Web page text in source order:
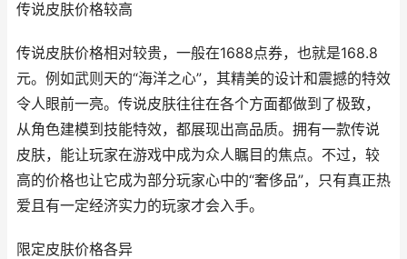
传说皮肤价格较高
传说皮肤价格相对较贵，一般在1688点券，也就是168.8
元。例如武则天的“海洋之心”，其精美的设计和震撼的特效
令人眼前一亮。传说皮肤往往在各个方面都做到了极致，
从角色建模到技能特效，都展现出高品质。拥有一款传说
皮肤，能让玩家在游戏中成为众人瞩目的焦点。不过，较
高的价格也让它成为部分玩家心中的“奢侈品”，只有真正热
爱且有一定经济实力的玩家才会入手。
限定皮肤价格各异